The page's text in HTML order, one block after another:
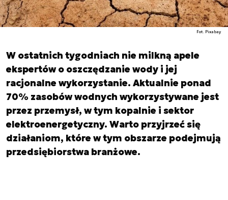
Fot. Pixabay
W ostatnich tygodniach nie milkną apele
ekspertów o oszczędzanie wody i jej
racjonalne wykorzystanie. Aktualnie ponad
70% zasobów wodnych wykorzystywane jest
przez przemysł, w tym kopalnie i sektor
elektroenergetyczny. Warto przyjrzeć się
działaniom, które w tym obszarze podejmują
przedsiębiorstwa branżowe.